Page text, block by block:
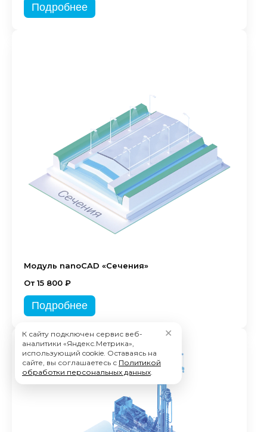
Подробнее
Модуль nanoCAD «Сечения»
От 15 800 ₽
Подробнее
К сайту подключен сервис веб-
аналитики «Яндекс.Метрика»,
использующий cookie. Оставаясь на
сайте, вы соглашаетесь с Политикой
обработки персональных данных.
✕